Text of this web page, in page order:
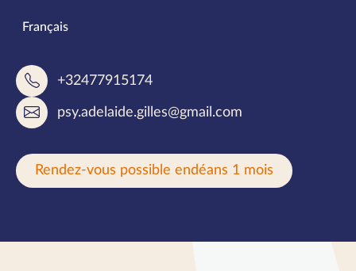
Langues parlées
Français
+32477915174
psy.adelaide.gilles@gmail.com
Rendez-vous possible endéans 1 mois